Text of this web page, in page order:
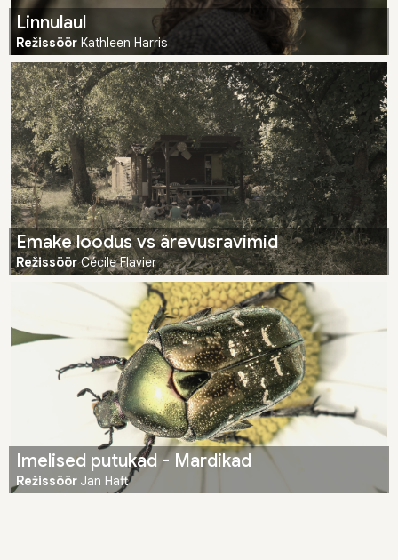
Linnulaul
Režissöör Kathleen Harris
Emake loodus vs ärevusravimid
RežissöörCécile Flavier
Imelised putukad - Mardikad
Režissöör Jan Haft